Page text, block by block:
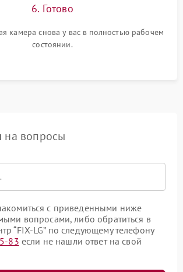
6. Готово
камера снова у вас в полностью рабочем
состоянии.
на вопросы
с приведенными ниже
вопросами, либо обратиться в
“FIX-LG” по следующему телефону
83 если не нашли ответ на свой